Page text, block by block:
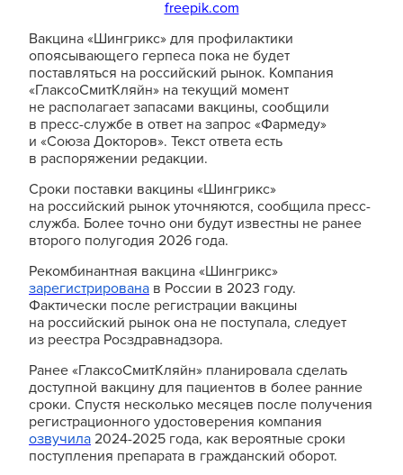
freepik.com
Вакцина «Шингрикс» для профилактики
опоясывающего герпеса пока не будет
поставляться на российский рынок. Компания
«ГлаксоСмитКляйн» на текущий момент
не располагает запасами вакцины, сообщили
в пресс-службе в ответ на запрос «Фармеду»
и «Союза Докторов». Текст ответа есть
в распоряжении редакции.
Сроки поставки вакцины «Шингрикс»
на российский рынок уточняются, сообщила пресс-
служба. Более точно они будут известны не ранее
второго полугодия 2026 года.
Рекомбинантная вакцина «Шингрикс»
зарегистрирована в России в 2023 году.
Фактически после регистрации вакцины
на российский рынок она не поступала, следует
из реестра Росздравнадзора.
Ранее «ГлаксоСмитКляйн» планировала сделать
доступной вакцину для пациентов в более ранние
сроки. Спустя несколько месяцев после получения
регистрационного удостоверения компания
озвучила 2024-2025 года, как вероятные сроки
поступления препарата в гражданский оборот.